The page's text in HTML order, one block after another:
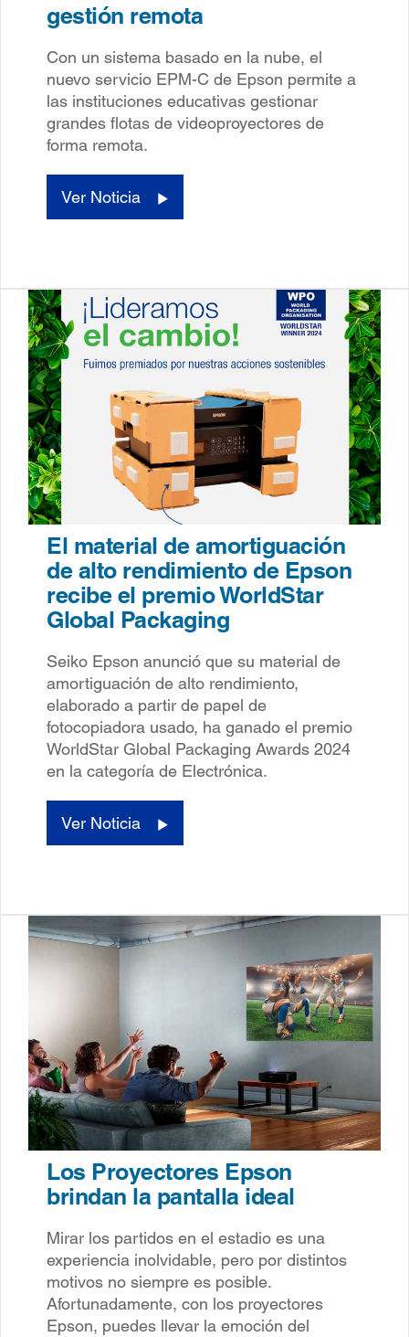
gestión remota
Con un sistema basado en la nube, el
nuevo servicio EPM-C de Epson permite a
las instituciones educativas gestionar
grandes flotas de videoproyectores de
forma remota.
Ver Noticia
El material de amortiguación
de alto rendimiento de Epson
recibe el premio WorldStar
Global Packaging
Seiko Epson anunció que su material de
amortiguación de alto rendimiento,
elaborado a partir de papel de
fotocopiadora usado, ha ganado el premio
WorldStar Global Packaging Awards 2024
en la categoría de Electrónica.
Ver Noticia
Los Proyectores Epson
brindan la pantalla ideal
Mirar los partidos en el estadio es una
experiencia inolvidable, pero por distintos
motivos no siempre es posible.
Afortunadamente, con los proyectores
Epson, puedes llevar la emoción del